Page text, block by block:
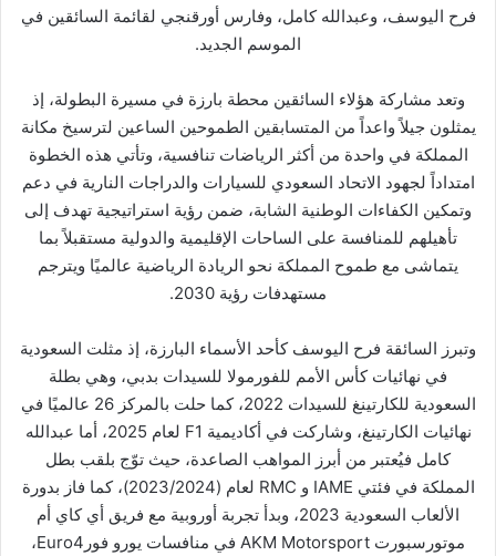
فرح اليوسف، وعبدالله كامل، وفارس أورقنجي لقائمة السائقين في
الموسم الجديد.
وتعد مشاركة هؤلاء السائقين محطة بارزة في مسيرة البطولة، إذ
يمثلون جيلاً واعداً من المتسابقين الطموحين الساعين لترسيخ مكانة
المملكة في واحدة من أكثر الرياضات تنافسية، وتأتي هذه الخطوة
امتداداً لجهود الاتحاد السعودي للسيارات والدراجات النارية في دعم
وتمكين الكفاءات الوطنية الشابة، ضمن رؤية استراتيجية تهدف إلى
تأهيلهم للمنافسة على الساحات الإقليمية والدولية مستقبلاً بما
يتماشى مع طموح المملكة نحو الريادة الرياضية عالميًا ويترجم
مستهدفات رؤية 2030.
وتبرز السائقة فرح اليوسف كأحد الأسماء البارزة، إذ مثلت السعودية
في نهائيات كأس الأمم للفورمولا للسيدات بدبي، وهي بطلة
السعودية للكارتينغ للسيدات 2022، كما حلت بالمركز 26 عالميًا في
نهائيات الكارتينغ، وشاركت في أكاديمية F1 لعام 2025، أما عبدالله
كامل فيُعتبر من أبرز المواهب الصاعدة، حيث توّج بلقب بطل
المملكة في فئتي IAME و RMC لعام (2023/2024)، كما فاز بدورة
الألعاب السعودية 2023، وبدأ تجربة أوروبية مع فريق أي كاي أم
موتورسبورت AKM Motorsport في منافسات يورو فورEuro4،